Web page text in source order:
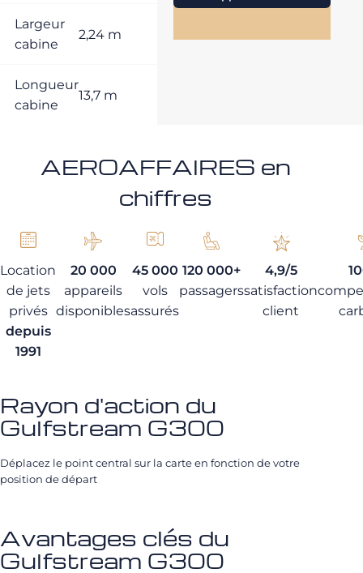
Largeur
cabine
2,24 m
Longueur
cabine
13,7 m
AEROAFFAIRES en
chiffres
Location
de jets
privés
depuis
1991
20 000
appareils
disponibles
45 000
vols
assurés
120 000+
passagers
4,9/5
satisfaction
client
Rayon d'action du
Gulfstream G300
Déplacez le point central sur la carte en fonction de votre
position de départ
Avantages clés du
Gulfstream G300